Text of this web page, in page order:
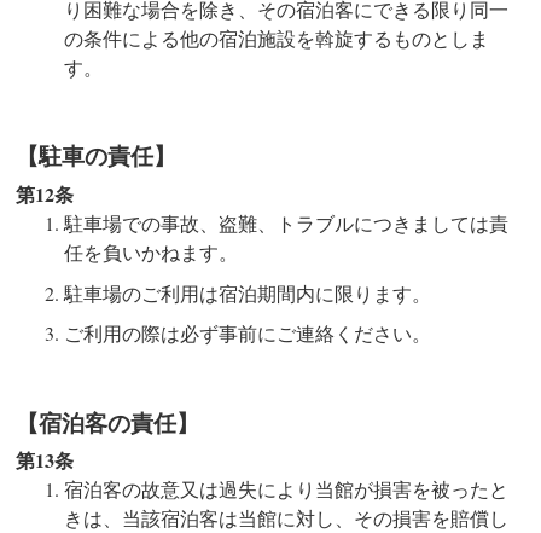
り困難な場合を除き、その宿泊客にできる限り同一
の条件による他の宿泊施設を斡旋するものとしま
す。
【駐車の責任】
第12条
駐車場での事故、盗難、トラブルにつきましては責
任を負いかねます。
駐車場のご利用は宿泊期間内に限ります。
ご利用の際は必ず事前にご連絡ください。
【宿泊客の責任】
第13条
宿泊客の故意又は過失により当館が損害を被ったと
きは、当該宿泊客は当館に対し、その損害を賠償し